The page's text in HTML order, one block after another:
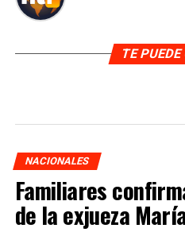
TE
NACIONALES
Familiares
de la exjueza